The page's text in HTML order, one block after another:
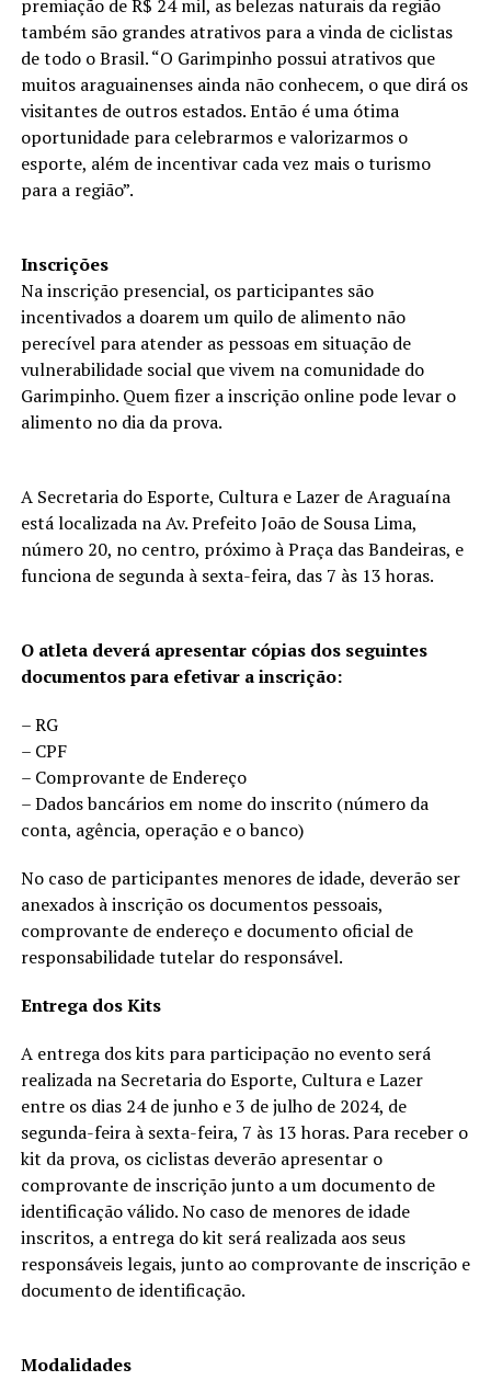
premiação de R$ 24 mil, as belezas naturais da região
também são grandes atrativos para a vinda de ciclistas
de todo o Brasil. “O Garimpinho possui atrativos que
muitos araguainenses ainda não conhecem, o que dirá os
visitantes de outros estados. Então é uma ótima
oportunidade para celebrarmos e valorizarmos o
esporte, além de incentivar cada vez mais o turismo
para a região”.
Inscrições
Na inscrição presencial, os participantes são
incentivados a doarem um quilo de alimento não
perecível para atender as pessoas em situação de
vulnerabilidade social que vivem na comunidade do
Garimpinho. Quem fizer a inscrição online pode levar o
alimento no dia da prova.
A Secretaria do Esporte, Cultura e Lazer de Araguaína
está localizada na Av. Prefeito João de Sousa Lima,
número 20, no centro, próximo à Praça das Bandeiras, e
funciona de segunda à sexta-feira, das 7 às 13 horas.
O atleta deverá apresentar cópias dos seguintes
documentos para efetivar a inscrição:
– RG
– CPF
– Comprovante de Endereço
– Dados bancários em nome do inscrito (número da
conta, agência, operação e o banco)
No caso de participantes menores de idade, deverão ser
anexados à inscrição os documentos pessoais,
comprovante de endereço e documento oficial de
responsabilidade tutelar do responsável.
Entrega dos Kits
A entrega dos kits para participação no evento será
realizada na Secretaria do Esporte, Cultura e Lazer
entre os dias 24 de junho e 3 de julho de 2024, de
segunda-feira à sexta-feira, 7 às 13 horas. Para receber o
kit da prova, os ciclistas deverão apresentar o
comprovante de inscrição junto a um documento de
identificação válido. No caso de menores de idade
inscritos, a entrega do kit será realizada aos seus
responsáveis legais, junto ao comprovante de inscrição e
documento de identificação.
Modalidades